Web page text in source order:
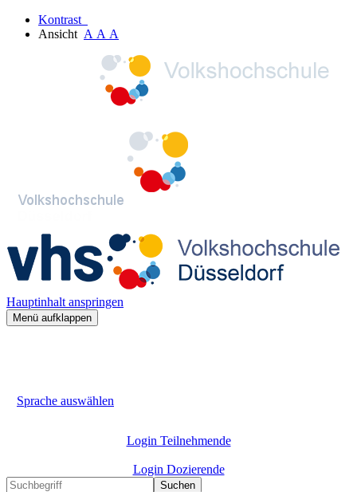
Kontrast
Ansicht A A A
Hauptinhalt anspringen
Menü aufklappen
Sprache auswählen
Login Teilnehmende
Login Dozierende
Suchen